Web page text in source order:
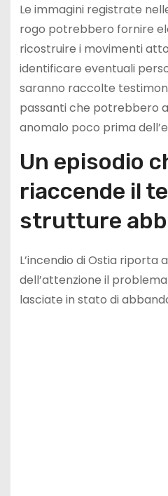
Le immagini registrate
rogo potrebbero fornire
ricostruire i movimenti
identificare eventuali
saranno raccolte
passanti che potrebbero
anomalo poco prima
Un episodio
riaccende il
strutture
L’incendio di Ostia riporta
dell’attenzione il
lasciate in stato di